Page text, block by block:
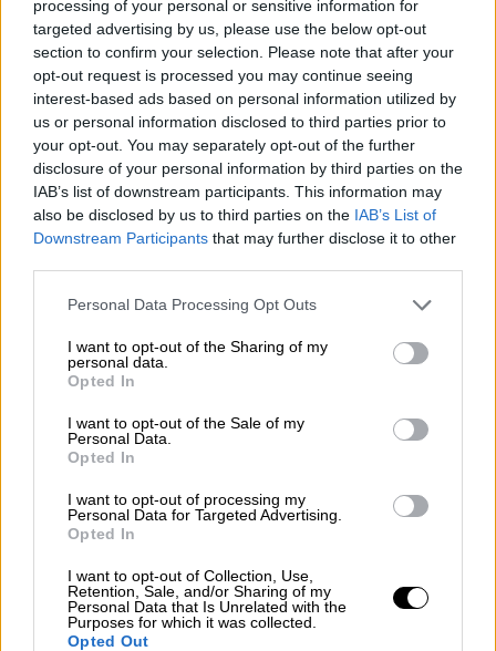
processing of your personal or sensitive information for
targeted advertising by us, please use the below opt-out
section to confirm your selection. Please note that after your
opt-out request is processed you may continue seeing
interest-based ads based on personal information utilized by
us or personal information disclosed to third parties prior to
your opt-out. You may separately opt-out of the further
disclosure of your personal information by third parties on the
IAB’s list of downstream participants. This information may
also be disclosed by us to third parties on the IAB’s List of
Downstream Participants that may further disclose it to other
Please note that this website/app uses one or more Google
not limited to your visit or usage behaviour. You may click to
grant or deny consent to Google and its third-party tags to
use your data for below specified purposes in below Google
consent section.
Personal Data Processing Opt Outs
I want to opt-out of the Sharing of my
personal data.
Opted In
I want to opt-out of the Sale of my
Personal Data.
Opted In
I want to opt-out of processing my
Personal Data for Targeted Advertising.
Opted In
I want to opt-out of Collection, Use,
Retention, Sale, and/or Sharing of my
Personal Data that Is Unrelated with the
Purposes for which it was collected.
Opted Out
Hellenic Seaways
Seamore: Τιθάσευσε τη θάλασσα... με
ένα app
Τοseamoreαποτελεί ένασύγχρονο ψηφιακό
εργαλείοπουαπλοποιεί ολόκληρη τη
μπορεί ναοργανώνει τις μετακινήσεις
του
με ευκολία. Δίνει τηδυνατότητα
αποθήκευσης στοιχείων
συνταξιδιωτών,
διαδικασία κράτησηςνα γίνεται
γρηγορότερα και πιο οργανωμένα.
Παράλληλα, παρέχει
πρόσβαση σε
προηγούμενα και μελλοντικά ταξίδια,
πληροφορίες για προορισμούς και
διαθέσιμες εκπτώσεις.